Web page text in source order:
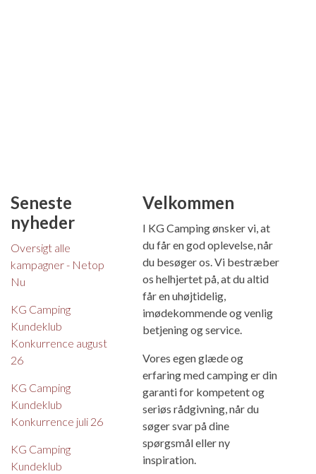
Seneste
nyheder
Oversigt alle
kampagner - Netop
Nu
KG Camping
Kundeklub
Konkurrence august
26
KG Camping
Kundeklub
Konkurrence juli 26
KG Camping
Kundeklub
Velkommen
I KG Camping ønsker vi, at
du får en god oplevelse, når
du besøger os. Vi bestræber
os helhjertet på, at du altid
får en uhøjtidelig,
imødekommende og venlig
betjening og service.
Vores egen glæde og
erfaring med camping er din
garanti for kompetent og
seriøs rådgivning, når du
søger svar på dine
spørgsmål eller ny
inspiration.